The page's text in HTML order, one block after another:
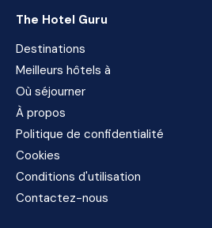
The Hotel Guru
Destinations
Meilleurs hôtels à
Où séjourner
À propos
Politique de confidentialité
Cookies
Conditions d'utilisation
Contactez-nous